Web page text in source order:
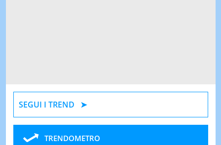
SEGUI I TREND
TRENDOMETRO